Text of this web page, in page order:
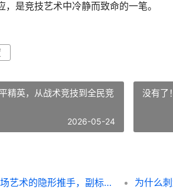
是竞技艺术中冷静而致命的一笔。
精英，从战术竞技到全民竞
2026-05-24
没有了！
和平精英设置手雷，战场艺术的隐形推手，副标题，投掷物背后的战术思维与决胜哲学